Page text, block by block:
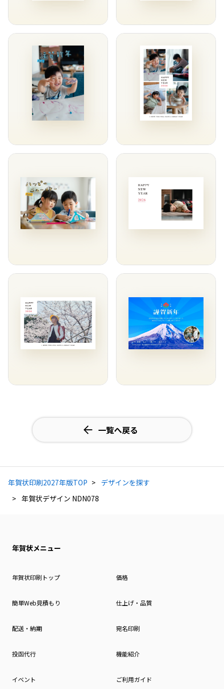
一覧へ戻る
年賀状印刷2027年版TOP
デザインを探す
年賀状デザイン NDN078
年賀状メニュー
年賀状印刷トップ 価格
簡単Web見積もり 仕上げ・品質
配送・納期 宛名印刷
投函代行 機能紹介
イベント ご利用ガイド